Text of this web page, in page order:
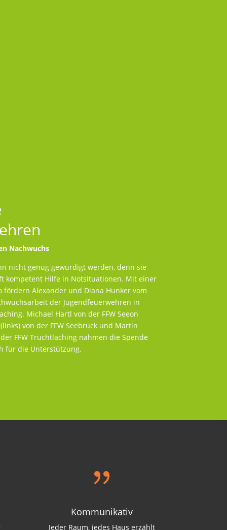
Nachwuchs
nicht genug gewürdigt werden, denn sie
kompetent Hilfe in Notsituationen. Mit einer
fördern Alexander und Diana Hunker vom
der Jugendfeuerwehren in
Michael Hartl von der FFW Seeon
von der FFW Seebruck und Martin
FFW Truchtlaching nahmen die Spende
für die Unterstützung.
{
Kommunikativ
Jeder Raum, jedes Haus erzählt